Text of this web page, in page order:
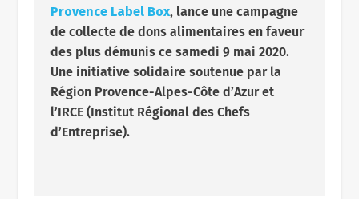
Provence Label Box, lance une campagne
de collecte de dons alimentaires en faveur
des plus démunis ce samedi 9 mai 2020.
Une initiative solidaire soutenue par la
Région Provence-Alpes-Côte d’Azur et
l’IRCE (Institut Régional des Chefs
d’Entreprise).